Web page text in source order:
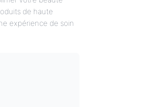
de haute
expérience de soin